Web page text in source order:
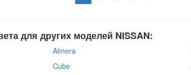
для других моделей NISSAN:
Almera
Cube